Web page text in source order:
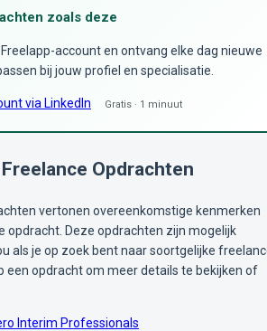
zoals deze
account en ontvang elke dag nieuwe
bij jouw profiel en specialisatie.
via LinkedIn Gratis · 1 minuut
Opdrachten
vertonen overeenkomstige kenmerken
opdracht. Deze opdrachten zijn mogelijk
als je op zoek bent naar soortgelijke
een opdracht om meer details te bekijken of
Interim Professionals